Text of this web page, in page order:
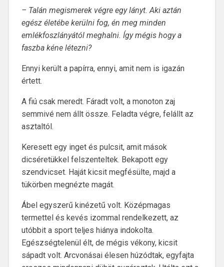
– Talán megismerek végre egy lányt. Aki aztán
egész életébe kerülni fog, én meg minden
emlékfoszlányától meghalni. Így mégis hogy a
faszba kéne létezni?
Ennyi került a papírra, ennyi, amit nem is igazán
értett.
A fiú csak meredt. Fáradt volt, a monoton zaj
semmivé nem állt össze. Feladta végre, felállt az
asztaltól.
Keresett egy inget és pulcsit, amit mások
dicséretükkel felszenteltek. Bekapott egy
szendvicset. Haját kicsit megfésülte, majd a
tükörben megnézte magát.
Ábel egyszerű kinézetű volt. Középmagas
termettel és kevés izommal rendelkezett, az
utóbbit a sport teljes hiánya indokolta.
Egészségtelenül élt, de mégis vékony, kicsit
sápadt volt. Arcvonásai élesen húzódtak, egyfajta